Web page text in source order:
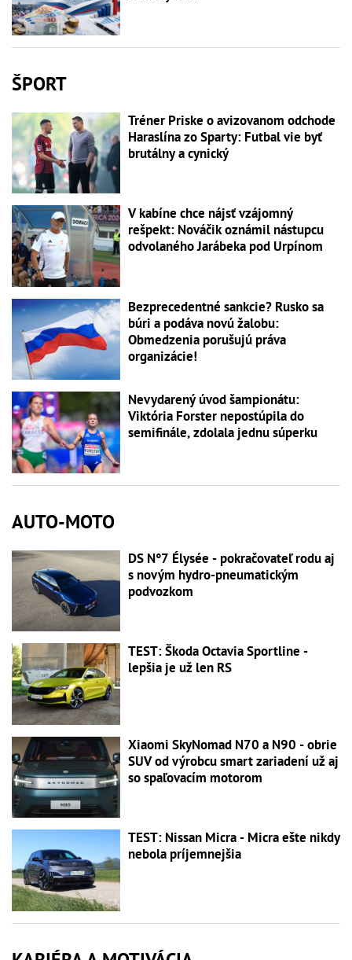
ŠPORT
Tréner Priske o avizovanom odchode
Haraslína zo Sparty: Futbal vie byť
brutálny a cynický
V kabíne chce nájsť vzájomný
rešpekt: Nováčik oznámil nástupcu
odvolaného Jarábeka pod Urpínom
Bezprecedentné sankcie? Rusko sa
búri a podáva novú žalobu:
Obmedzenia porušujú práva
organizácie!
Nevydarený úvod šampionátu:
Viktória Forster nepostúpila do
semifinále, zdolala jednu súperku
AUTO-MOTO
DS N°7 Élysée - pokračovateľ rodu aj
s novým hydro-pneumatickým
podvozkom
TEST: Škoda Octavia Sportline -
lepšia je už len RS
Xiaomi SkyNomad N70 a N90 - obrie
SUV od výrobcu smart zariadení už aj
so spaľovacím motorom
TEST: Nissan Micra - Micra ešte nikdy
nebola príjemnejšia